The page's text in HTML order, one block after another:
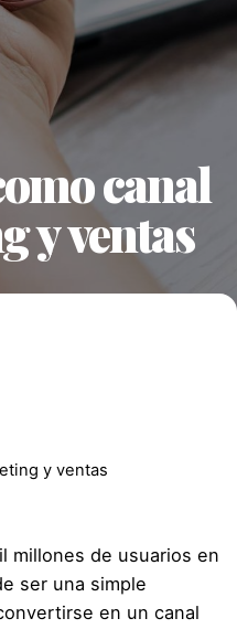
canal
y ventas
y ventas
millones de usuarios en
ser una simple
en un canal